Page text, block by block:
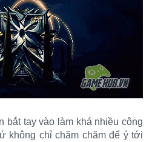
bắt tay vào làm khá nhiều công
không chỉ chăm chăm để ý tới